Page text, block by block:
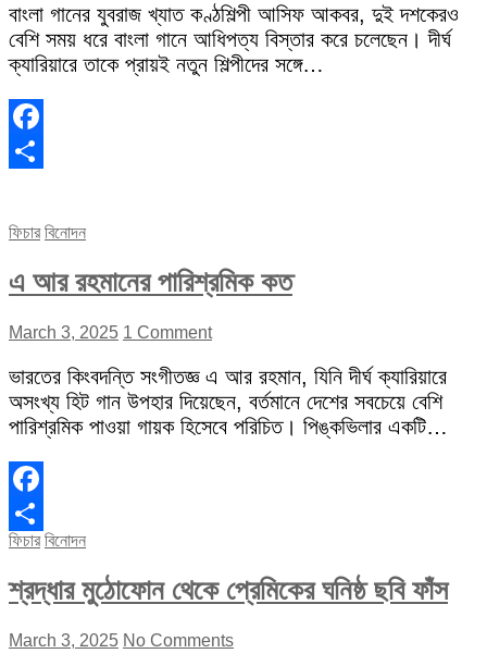
বাংলা গানের যুবরাজ খ্যাত কণ্ঠশিল্পী আসিফ আকবর, দুই দশকেরও
বেশি সময় ধরে বাংলা গানে আধিপত্য বিস্তার করে চলেছেন। দীর্ঘ
ক্যারিয়ারে তাকে প্রায়ই নতুন শিল্পীদের সঙ্গে…
Facebook
ফিচার বিনোদন
এ আর রহমানের পারিশ্রমিক কত
March 3, 2025 1 Comment
ভারতের কিংবদন্তি সংগীতজ্ঞ এ আর রহমান, যিনি দীর্ঘ ক্যারিয়ারে
অসংখ্য হিট গান উপহার দিয়েছেন, বর্তমানে দেশের সবচেয়ে বেশি
পারিশ্রমিক পাওয়া গায়ক হিসেবে পরিচিত। পিঙ্কভিলার একটি…
Facebook
Share
ফিচার বিনোদন
শ্রদ্ধার মুঠোফোন থেকে প্রেমিকের ঘনিষ্ঠ ছবি ফাঁস
March 3, 2025 No Comments